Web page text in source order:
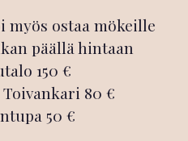
myös ostaa mökeille
päällä hintaan
150 €
80 €
50 €